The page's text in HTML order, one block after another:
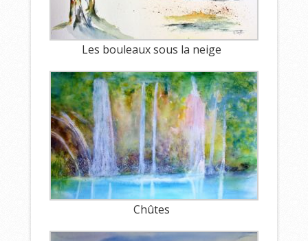
Les bouleaux sous la neige
Chûtes